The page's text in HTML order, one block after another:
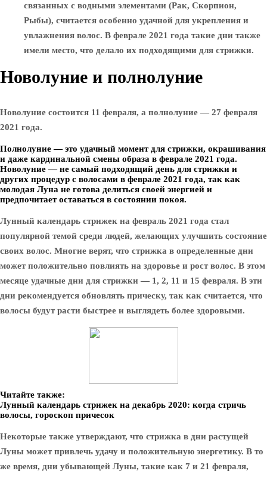
связанных с водными элементами (Рак, Скорпион,
Рыбы), считается особенно удачной для укрепления и
увлажнения волос. В феврале 2021 года такие дни также
имели место, что делало их подходящими для стрижки.
Новолуние и полнолуние
Новолуние состоится 11 февраля, а полнолуние — 27 февраля
2021 года.
Полнолуние — это удачный момент для стрижки, окрашивания
и даже кардинальной смены образа в феврале 2021 года.
Новолуние — не самый подходящий день для стрижки и
других процедур с волосами в феврале 2021 года, так как
молодая Луна не готова делиться своей энергией и
предпочитает оставаться в состоянии покоя.
Лунный календарь стрижек на февраль 2021 года стал
популярной темой среди людей, желающих улучшить состояние
своих волос. Многие верят, что стрижка в определенные дни
может положительно повлиять на здоровье и рост волос. В этом
месяце удачные дни для стрижки — 1, 2, 11 и 15 февраля. В эти
дни рекомендуется обновлять прическу, так как считается, что
волосы будут расти быстрее и выглядеть более здоровыми.
Читайте также:
Лунный календарь стрижек на декабрь 2020: когда стричь
волосы, гороскоп причесок
Некоторые также утверждают, что стрижка в дни растущей
Луны может привлечь удачу и положительную энергетику. В то
же время, дни убывающей Луны, такие как 7 и 21 февраля,